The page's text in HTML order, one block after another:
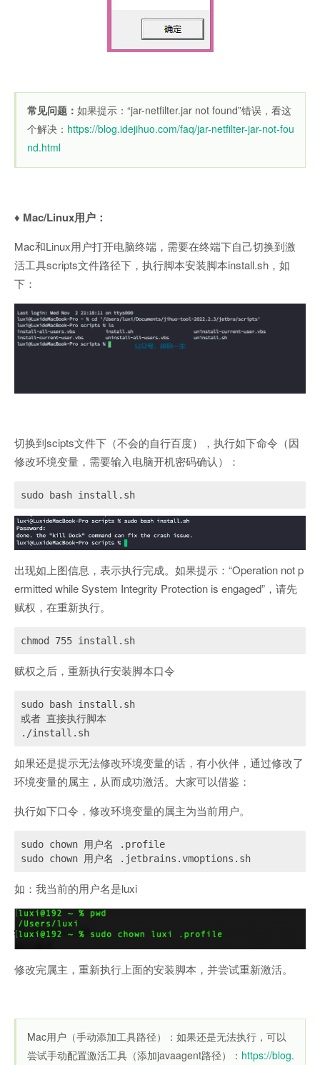
常见问题： 如果提示：“jar-netfilter.jar not found”错误，看这
个解决： https://blog.idejihuo.com/faq/jar-netfilter-jar-not-fou
nd.html
♦️ Mac/Linux用户：
Mac和Linux用户打开电脑终端，需要在终端下自己切换到激
活工具scripts文件路径下，执行脚本安装脚本install.sh，如
下：
切换到scipts文件下（不会的自行百度），执行如下命令（因
修改环境变量，需要输入电脑开机密码确认）：
sudo bash install.sh
出现如上图信息，表示执行完成。如果提示：“Operation not p
ermitted while System Integrity Protection is engaged”，请先
赋权，在重新执行。
chmod 755 install.sh
赋权之后，重新执行安装脚本口令
sudo bash install.sh
或者 直接执行脚本
./install.sh
如果还是提示无法修改环境变量的话，有小伙伴，通过修改了
环境变量的属主，从而成功激活。大家可以借鉴：
执行如下口令，修改环境变量的属主为当前用户。
sudo chown 用户名
.profile
sudo chown 用户名 .jetbrains .vmoptions .sh
如：我当前的用户名是luxi
修改完属主，重新执行上面的安装脚本，并尝试重新激活。
Mac用户（手动添加工具路径）：如果还是无法执行，可以
尝试手动配置激活工具（添加javaagent路径）： https://blog.